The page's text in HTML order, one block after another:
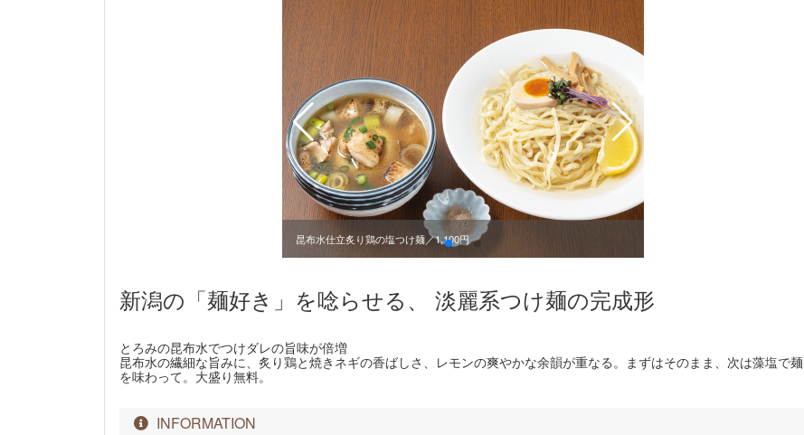
昆布水仕立炙り鶏の塩つけ麺／1,100円
新潟の「麺好き」を唸らせる、 淡麗系つけ麺の完成形
とろみの昆布水でつけダレの旨味が倍増
昆布水の繊細な旨みに、炙り鶏と焼きネギの香ばしさ、レモンの爽やかな余韻が重なる。まずはそのまま、次は藻塩で麺
を味わって。大盛り無料。
INFORMATION